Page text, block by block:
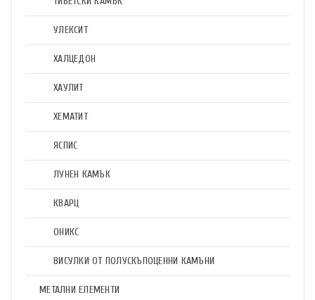
УЛЕКСИТ
ХАЛЦЕДОН
ХАУЛИТ
ХЕМАТИТ
ЯСПИС
ЛУНЕН КАМЪК
КВАРЦ
ОНИКС
ВИСУЛКИ ОТ ПОЛУСКЪПОЦЕННИ КАМЪНИ
МЕТАЛНИ ЕЛЕМЕНТИ